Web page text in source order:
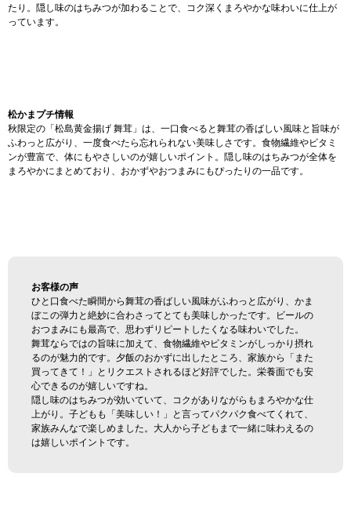
たり。隠し味のはちみつが加わることで、コク深くまろやかな味わいに仕上が
っています。
松かまプチ情報
秋限定の「松島黄金揚げ 舞茸」は、一口食べると舞茸の香ばしい風味と旨味が
ふわっと広がり、一度食べたら忘れられない美味しさです。食物繊維やビタミ
ンが豊富で、体にもやさしいのが嬉しいポイント。隠し味のはちみつが全体を
まろやかにまとめており、おかずやおつまみにもぴったりの一品です。
お客様の声
ひと口食べた瞬間から舞茸の香ばしい風味がふわっと広がり、かま
ぼこの弾力と絶妙に合わさってとても美味しかったです。ビールの
おつまみにも最高で、思わずリピートしたくなる味わいでした。
舞茸ならではの旨味に加えて、食物繊維やビタミンがしっかり摂れ
るのが魅力的です。夕飯のおかずに出したところ、家族から「また
買ってきて！」とリクエストされるほど好評でした。栄養面でも安
心できるのが嬉しいですね。
隠し味のはちみつが効いていて、コクがありながらもまろやかな仕
上がり。子どもも「美味しい！」と言ってパクパク食べてくれて、
家族みんなで楽しめました。大人から子どもまで一緒に味わえるの
は嬉しいポイントです。